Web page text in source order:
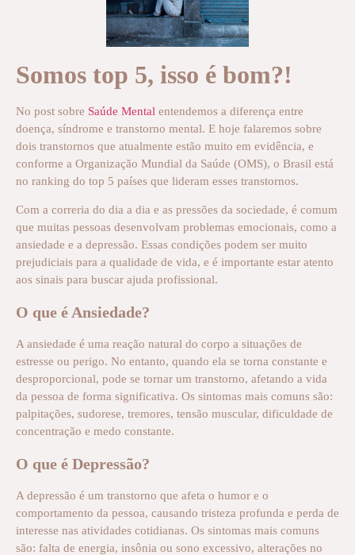
Somos top 5, isso é bom?!
No post sobre Saúde Mental entendemos a diferença entre
doença, síndrome e transtorno mental. E hoje falaremos sobre
dois transtornos que atualmente estão muito em evidência, e
conforme a Organização Mundial da Saúde (OMS), o Brasil está
no ranking do top 5 países que lideram esses transtornos.
Com a correria do dia a dia e as pressões da sociedade, é comum
que muitas pessoas desenvolvam problemas emocionais, como a
ansiedade e a depressão. Essas condições podem ser muito
prejudiciais para a qualidade de vida, e é importante estar atento
aos sinais para buscar ajuda profissional.
O que é Ansiedade?
A ansiedade é uma reação natural do corpo a situações de
estresse ou perigo. No entanto, quando ela se torna constante e
desproporcional, pode se tornar um transtorno, afetando a vida
da pessoa de forma significativa. Os sintomas mais comuns são:
palpitações, sudorese, tremores, tensão muscular, dificuldade de
concentração e medo constante.
O que é Depressão?
A depressão é um transtorno que afeta o humor e o
comportamento da pessoa, causando tristeza profunda e perda de
interesse nas atividades cotidianas. Os sintomas mais comuns
são: falta de energia, insônia ou sono excessivo, alterações no